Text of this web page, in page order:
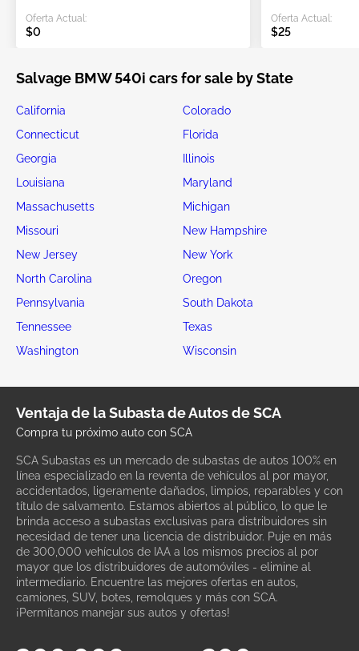
Oferta Actual:
$0
Oferta Actual:
$25
Salvage BMW 540i cars for sale by State
California
Colorado
Connecticut
Florida
Georgia
Illinois
Louisiana
Maryland
Massachusetts
Michigan
Missouri
New Hampshire
New Jersey
New York
North Carolina
Oregon
Pennsylvania
South Dakota
Tennessee
Texas
Washington
Wisconsin
Ventaja de la Subasta de Autos de SCA
Compra tu próximo auto con SCA
SCA Subastas es un mercado de subastas de autos 100% en
línea especializado en la reventa de vehículos al por mayor,
accidentados, ligeramente dañados, limpios, reparables y con
título de salvamento. Estamos abiertos al público, lo que le
brinda acceso a subastas exclusivas para distribuidores sin
necesidad de tener una licencia de distribuidor. Puje en más
de 300,000 vehículos de IAA a los mismos precios al por
mayor que los distribuidores de automóviles - elimine al
intermediario. Encuentre las mejores ofertas en autos,
camiones, SUV, botes, remolques y más con SCA.
¡Permítanos manejar sus autos y ofertas!